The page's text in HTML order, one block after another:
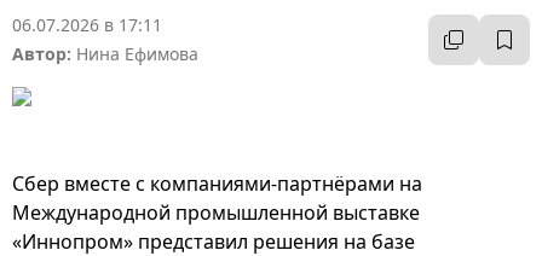
06.07.2026 в 17:11
Автор: Нина Ефимова
Сбер вместе с компаниями-партнёрами на
Международной промышленной выставке
«Иннопром» представил решения на базе